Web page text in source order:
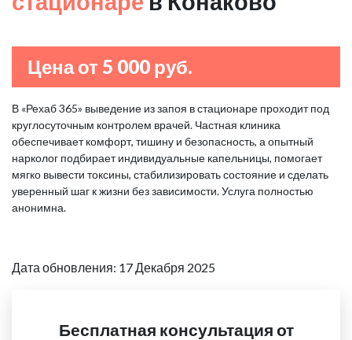
Цена от 5 000 руб.
В «Рехаб 365» выведение из запоя в стационаре проходит под
круглосуточным контролем врачей. Частная клиника
обеспечивает комфорт, тишину и безопасность, а опытный
нарколог подбирает индивидуальные капельницы, помогает
мягко вывести токсины, стабилизировать состояние и сделать
уверенный шаг к жизни без зависимости. Услуга полностью
анонимна.
Дата обновления: 17 Декабря 2025
Бесплатная консультация от